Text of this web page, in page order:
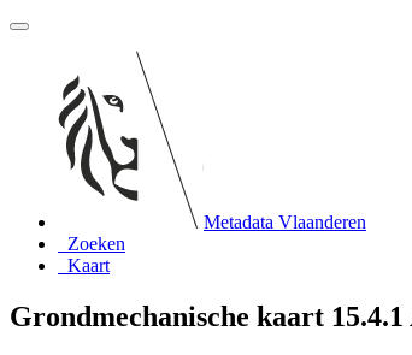
Metadata Vlaanderen
Zoeken
Kaart
Grondmechanische kaart